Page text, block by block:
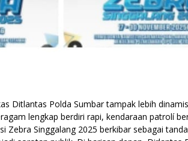
Ditlantas Polda Sumbar tampak lebih
lengkap berdiri rapi, kendaraan patrolí
Zebra Singgalang 2025 berkibar sebagai